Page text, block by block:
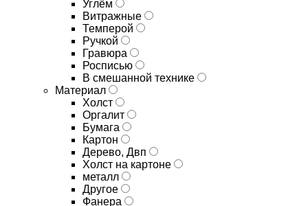
Углём
Витражные
Темперой
Ручкой
Гравюра
Росписью
В смешанной технике
Материал
Холст
Оргалит
Бумага
Картон
Дерево, Двп
Холст на картоне
металл
Другое
Фанера